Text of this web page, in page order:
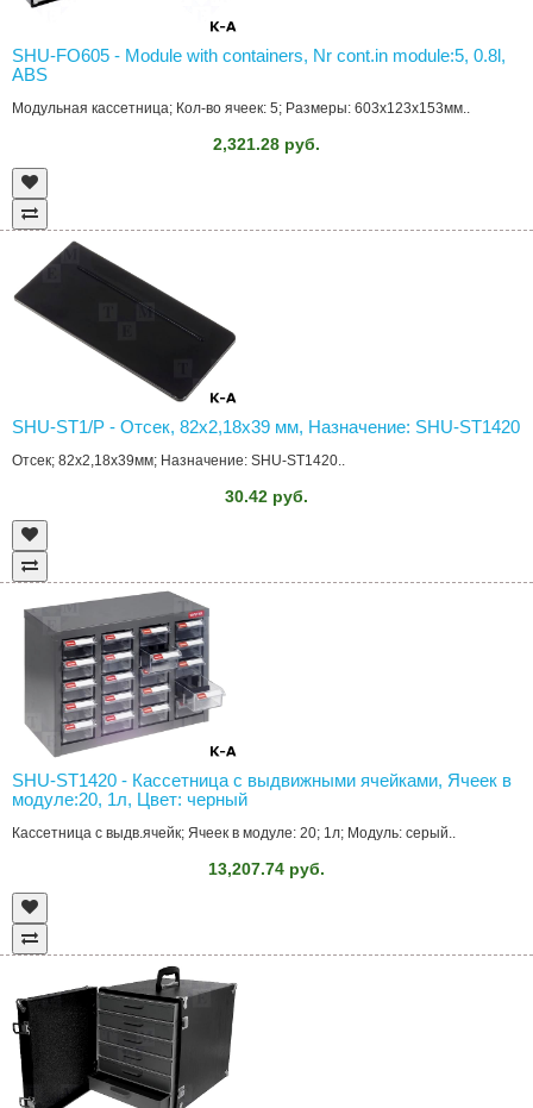
SHU-FO605 - Module with containers, Nr cont.in module:5, 0.8l,
ABS
Модульная кассетница; Кол-во ячеек: 5; Размеры: 603x123x153мм..
2,321.28 руб.
SHU-ST1/P - Отсек, 82x2,18x39 мм, Назначение: SHU-ST1420
Отсек; 82x2,18x39мм; Назначение: SHU-ST1420..
30.42 руб.
SHU-ST1420 - Кассетница с выдвижными ячейками, Ячеек в
модуле:20, 1л, Цвет: черный
Кассетница с выдв.ячейк; Ячеек в модуле: 20; 1л; Модуль: серый..
13,207.74 руб.